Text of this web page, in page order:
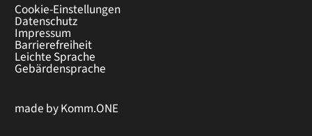
Cookie-Einstellungen
Datenschutz
Impressum
Barrierefreiheit
Leichte Sprache
Gebärdensprache
made byKomm.ONE